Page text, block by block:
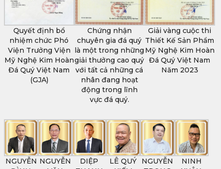
Quyết định bổ
nhiệm chức Phó
Viện Trưởng Viện
Mỹ Nghệ Kim Hoàn
Đá Quý Việt Nam
(GJA)
Chứng nhận
chuyên gia đá quý
là một trong những
giải thưởng cao quý
với tất cả những cá
nhân đang hoạt
động trong lĩnh
vực đá quý.
Giải vàng cuộc thi
Thiết Kế Sản Phẩm
Mỹ Nghệ Kim Hoàn
Đá Quý Việt Nam
Năm 2023
NGUYỄN NGUYỄN
DIỆP
LÊ QUÝ
NGUYỄN
NINH